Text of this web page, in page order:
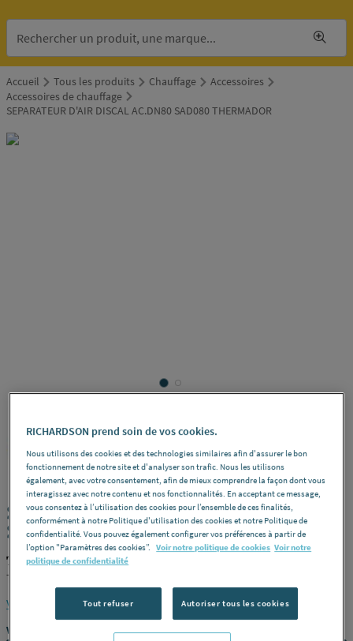
Accueil Tous les produits Chauffage
Accessoires
Accessoires de chauffage
SEPARATEUR D'AIR DISCAL AC.DN80 SAD080 THERMADOR
THERMADOR REF : 23024
SEPARATEUR D'AIR DISCAL AC.DN80
SAD080 THERMADOR
THERMADOR SAD080
THERMADOR
Voir la description complète
Vous avez un projet ?
RICHARDSON prend soin de vos cookies.
Nous utilisons des cookies et des technologies similaires afin d'assurer le bon
fonctionnement de notre site et d'analyser son trafic. Nous les utilisons
également, avec votre consentement, afin de mieux comprendre la façon dont vous
interagissez avec notre contenu et nos fonctionnalités. En acceptant ce message,
vous consentez à l’utilisation des cookies pour l’ensemble de ces finalités,
conformément à notre Politique d'utilisation des cookies et notre Politique de
confidentialité. Vous pouvez également configurer vos préférences à partir de
l’option "Paramètres des cookies”. Voir notre politique de cookies Voir notre
politique de confidentialité
Tout refuser Autoriser tous les cookies